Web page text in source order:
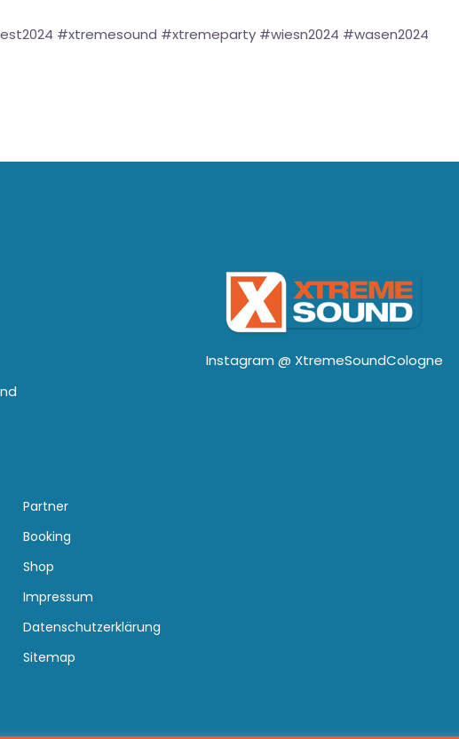
#xtremesound #xtremeparty #wiesn2024 #wasen2024
Instagram @ XtremeSoundCologne
Partner
Booking
Shop
Impressum
Datenschutzerklärung
Sitemap